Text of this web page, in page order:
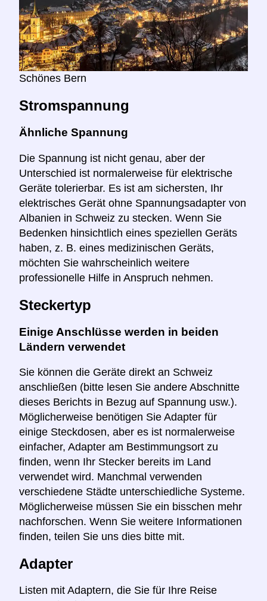
Schönes Bern
Stromspannung
Ähnliche Spannung
Die Spannung ist nicht genau, aber der
Unterschied ist normalerweise für elektrische
Geräte tolerierbar. Es ist am sichersten, Ihr
elektrisches Gerät ohne Spannungsadapter von
Albanien in Schweiz zu stecken. Wenn Sie
Bedenken hinsichtlich eines speziellen Geräts
haben, z. B. eines medizinischen Geräts,
möchten Sie wahrscheinlich weitere
professionelle Hilfe in Anspruch nehmen.
Steckertyp
Einige Anschlüsse werden in beiden
Ländern verwendet
Sie können die Geräte direkt an Schweiz
anschließen (bitte lesen Sie andere Abschnitte
dieses Berichts in Bezug auf Spannung usw.).
Möglicherweise benötigen Sie Adapter für
einige Steckdosen, aber es ist normalerweise
einfacher, Adapter am Bestimmungsort zu
finden, wenn Ihr Stecker bereits im Land
verwendet wird. Manchmal verwenden
verschiedene Städte unterschiedliche Systeme.
Möglicherweise müssen Sie ein bisschen mehr
nachforschen. Wenn Sie weitere Informationen
finden, teilen Sie uns dies bitte mit.
Adapter
Listen mit Adaptern, die Sie für Ihre Reise